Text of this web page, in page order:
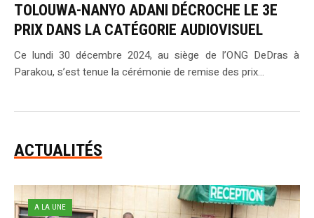
TOLOUWA-NANYO ADANI DÉCROCHE LE 3E
PRIX DANS LA CATÉGORIE AUDIOVISUEL
Ce lundi 30 décembre 2024, au siège de l’ONG DeDras à
Parakou, s’est tenue la cérémonie de remise des prix...
ACTUALITÉS
A LA UNE